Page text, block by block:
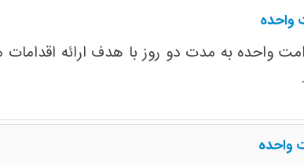
واحده
امت واحده به مدت دو روز با هدف ارائه
واحده